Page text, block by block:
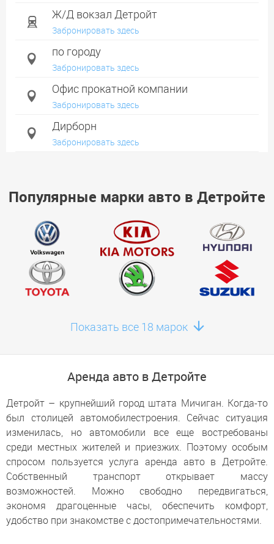
Ж/Д вокзал Детройт
Забронировать здесь
по городу
Забронировать здесь
Офис прокатной компании
Забронировать здесь
Дирборн
Забронировать здесь
Кантон
Энн-Арбор
Забронировать здесь
Нови
Забронировать здесь
Забронировать здесь
Популярные марки авто в Детройте
Показать все 18 марок
Аренда авто в Детройте
Детройт – крупнейший город штата Мичиган. Когда-то
был столицей автомобилестроения. Сейчас ситуация
изменилась, но автомобили все еще востребованы
среди местных жителей и приезжих. Поэтому особым
спросом пользуется услуга аренда авто в Детройте.
Собственный транспорт открывает массу
возможностей. Можно свободно передвигаться,
экономя драгоценные часы, обеспечить комфорт,
удобство при знакомстве с достопримечательностями.